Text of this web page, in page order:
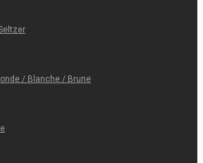
/ Blanche / Brune